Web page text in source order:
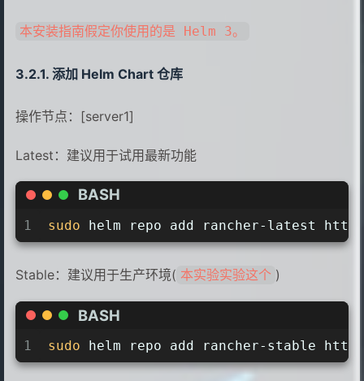
本安装指南假定你使用的是 Helm 3。
添加 Helm Chart 仓库
操作节点：[server1]
Latest：建议用于试用最新功能
BASH
1 sudo helm repo add rancher-latest
Stable：建议用于生产环境( 本实验实验这个 )
BASH
1 sudo helm repo add rancher-stable